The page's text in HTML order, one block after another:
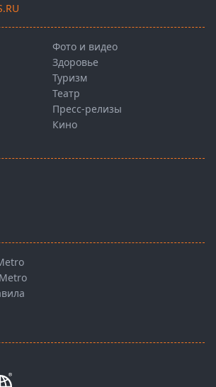
Фото и видео
Здоровье
Туризм
Театр
Пресс-релизы
Кино